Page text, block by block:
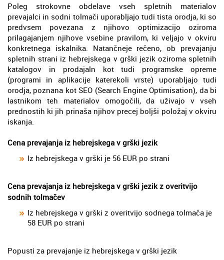
Poleg strokovne obdelave vseh spletnih materialov
prevajalci in sodni tolmači uporabljajo tudi tista orodja, ki so
predvsem povezana z njihovo optimizacijo oziroma
prilagajanjem njihove vsebine pravilom, ki veljajo v okviru
konkretnega iskalnika. Natančneje rečeno, ob prevajanju
spletnih strani iz hebrejskega v grški jezik oziroma spletnih
katalogov in prodajaln kot tudi programske opreme
(programi in aplikacije katerekoli vrste) uporabljajo tudi
orodja, poznana kot SEO (Search Engine Optimisation), da bi
lastnikom teh materialov omogočili, da uživajo v vseh
prednostih ki jih prinaša njihov precej boljši položaj v okviru
iskanja.
Cena prevajanja iz hebrejskega v grški jezik
Iz hebrejskega v grški je 56 EUR po strani
Cena prevajanja iz hebrejskega v grški jezik z overitvijo
sodnih tolmačev
Iz hebrejskega v grški z overitvijo sodnega tolmača je
58 EUR po strani
Popusti za prevajanje iz hebrejskega v grški jezik